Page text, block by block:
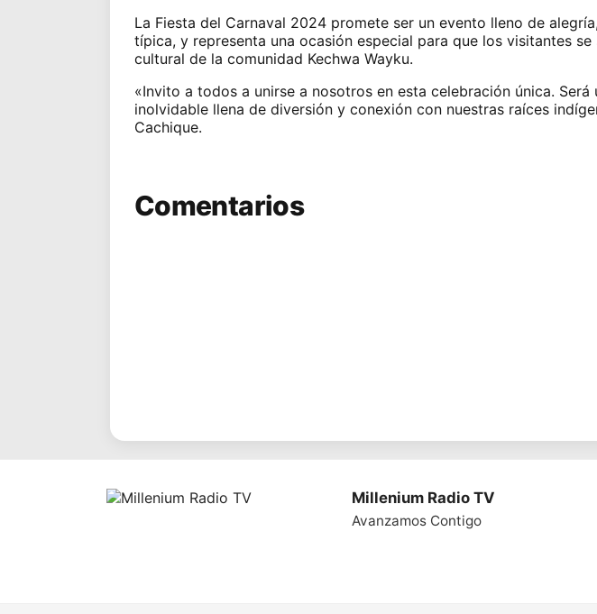
La Fiesta del Carnaval 2024 promete ser un evento lleno de
típica, y representa una ocasión especial para que los visitantes se
cultural de la comunidad Kechwa Wayku.
«Invito a todos a unirse a nosotros en esta celebración única. Será
inolvidable llena de diversión y conexión con nuestras raíces
Cachique.
Comentarios
Millenium Radio TV
Avanzamos Contigo